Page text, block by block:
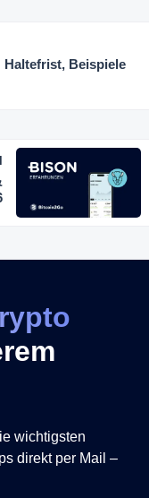
Beispiele
wichtigsten
direkt per Mail –